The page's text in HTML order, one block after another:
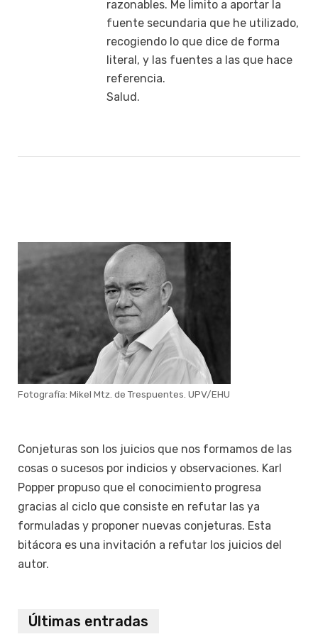
razonables. Me limito a aportar la
fuente secundaria que he utilizado,
recogiendo lo que dice de forma
literal, y las fuentes a las que hace
referencia.
Salud.
Fotografía: Mikel Mtz. de Trespuentes. UPV/EHU
Conjeturas son los juicios que nos formamos de las
cosas o sucesos por indicios y observaciones. Karl
Popper propuso que el conocimiento progresa
gracias al ciclo que consiste en refutar las ya
formuladas y proponer nuevas conjeturas. Esta
bitácora es una invitación a refutar los juicios del
autor.
Últimas entradas